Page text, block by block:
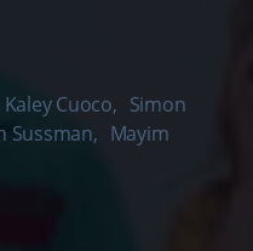
Kaley Cuoco, Simon
Sussman, Mayim